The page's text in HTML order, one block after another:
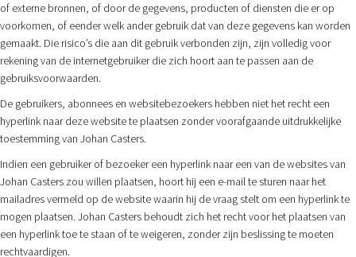
of externe bronnen, of door de gegevens, producten of diensten die er op
voorkomen, of eender welk ander gebruik dat van deze gegevens kan worden
gemaakt. Die risico’s die aan dit gebruik verbonden zijn, zijn volledig voor
rekening van de internetgebruiker die zich hoort aan te passen aan de
gebruiksvoorwaarden.
De gebruikers, abonnees en websitebezoekers hebben niet het recht een
hyperlink naar deze website te plaatsen zonder voorafgaande uitdrukkelijke
toestemming van Johan Casters.
Indien een gebruiker of bezoeker een hyperlink naar een van de websites van
Johan Casters zou willen plaatsen, hoort hij een e-mail te sturen naar het
mailadres vermeld op de website waarin hij de vraag stelt om een hyperlink te
mogen plaatsen. Johan Casters behoudt zich het recht voor het plaatsen van
een hyperlink toe te staan of te weigeren, zonder zijn beslissing te moeten
rechtvaardigen.